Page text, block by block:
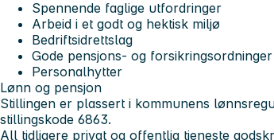
Spennende faglige utfordringer
Arbeid i et godt og hektisk miljø
Bedriftsidrettslag
Gode pensjons- og forsikringsordninger
Personalhytter
Lønn og pensjon
Stillingen er plassert i kommunens
stillingskode 6863.
All tidligere privat og offentlig tjeneste